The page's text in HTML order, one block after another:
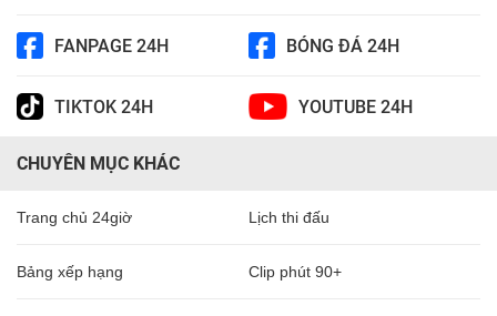
FANPAGE 24H BÓNG ĐÁ 24H
TIKTOK 24H YOUTUBE 24H
CHUYÊN MỤC KHÁC
Trang chủ 24giờ Lịch thi đấu
Bảng xếp hạng Clip phút 90+